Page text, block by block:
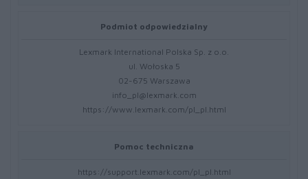
Podmiot odpowiedzialny
Lexmark International Polska Sp. z o.o.
ul. Wołoska 5
02-675 Warszawa
info_pl@lexmark.com
https://www.lexmark.com/pl_pl.html
Pomoc techniczna
https://support.lexmark.com/pl_pl.html